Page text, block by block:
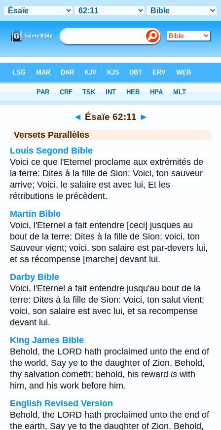
Chapitre 62> Verset 11
◄ Ésaïe 62:11 ►
Versets Parallèles
Louis Segond Bible
Voici ce que l'Eternel proclame aux extrémités de
la terre: Dites à la fille de Sion: Voici, ton sauveur
arrive; Voici, le salaire est avec lui, Et les
rétributions le précèdent.
Martin Bible
Voici, l'Eternel a fait entendre [ceci] jusques au
bout de la terre; Dites à la fille de Sion; voici, ton
Sauveur vient; voici, son salaire est par-devers lui,
et sa récompense [marche] devant lui.
Darby Bible
Voici, l'Eternel a fait entendre jusqu'au bout de la
terre: Dites à la fille de Sion: Voici, ton salut vient;
voici, son salaire est avec lui, et sa recompense
devant lui.
King James Bible
Behold, the LORD hath proclaimed unto the end of
the world, Say ye to the daughter of Zion, Behold,
thy salvation cometh; behold, his reward is with
him, and his work before him.
English Revised Version
Behold, the LORD hath proclaimed unto the end of
the earth, Say ye to the daughter of Zion, Behold,